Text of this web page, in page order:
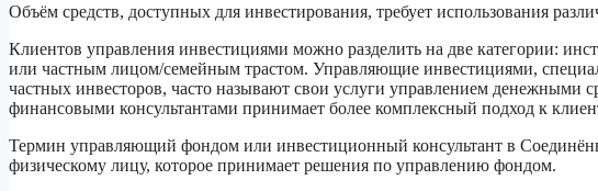
Объём средств, доступных для инвестирования, требует использования
Клиентов управления инвестициями можно разделить на две категории:
или частным лицом/семейным трастом. Управляющие инвестициями,
частных инвесторов, часто называют свои услуги управлением денежными
финансовыми консультантами принимает более комплексный подход к
Термин управляющий фондом или инвестиционный консультант в
физическому лицу, которое принимает решения по управлению фондом.